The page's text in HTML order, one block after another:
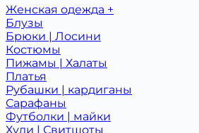
Женская одежда +
Блузы
Брюки | Лосини
Костюмы
Пижамы | Халаты
Платья
Рубашки | кардиганы
Сарафаны
Футболки | майки
Худи | Свитшоты